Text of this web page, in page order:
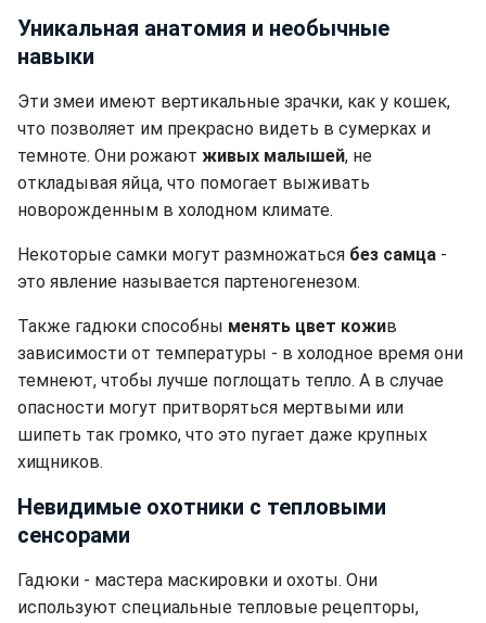
Уникальная анатомия и необычные
навыки
Эти змеи имеют вертикальные зрачки, как у кошек,
что позволяет им прекрасно видеть в сумерках и
темноте. Они рожают живых малышей, не
откладывая яйца, что помогает выживать
новорожденным в холодном климате.
Некоторые самки могут размножаться без самца -
это явление называется партеногенезом.
Также гадюки способны менять цвет кожив
зависимости от температуры - в холодное время они
темнеют, чтобы лучше поглощать тепло. А в случае
опасности могут притворяться мертвыми или
шипеть так громко, что это пугает даже крупных
хищников.
Невидимые охотники с тепловыми
сенсорами
Гадюки - мастера маскировки и охоты. Они
используют специальные тепловые рецепторы,